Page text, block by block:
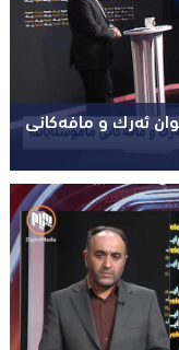
ئەرک و مافەکانی